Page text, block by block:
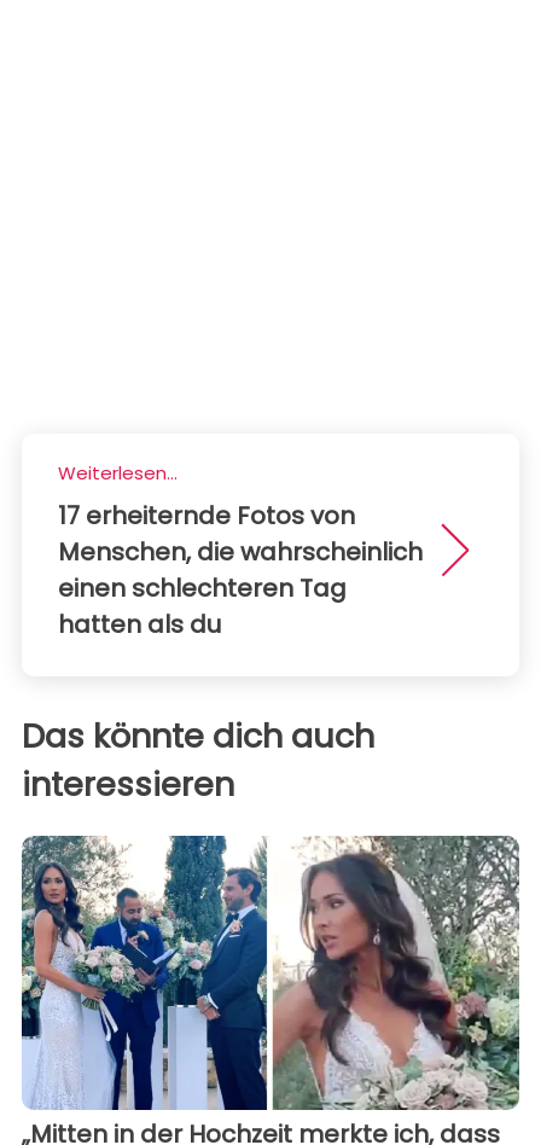
Weiterlesen...
17 erheiternde Fotos von
Menschen, die wahrscheinlich
einen schlechteren Tag
hatten als du
Das könnte dich auch
interessieren
„Mitten in der Hochzeit merkte ich, dass